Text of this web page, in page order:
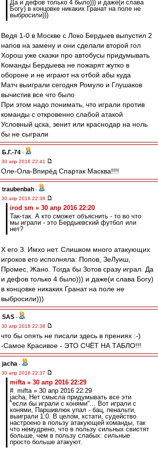
Да и дефов только 4 было))) и даже(и слава
Богу) в концовке никаких Гранат на поле не
выбросили)))
Ведя 1-0 в Москве с Локо Бердыев выпустил 2
напов на замену и они сделали второй гол
Хорош уже сказки про автобусы придумывать
Команды Бердыева не пожарят жутко в
обороне и не играют на отбой абы куда
Матч выиграли сегодня Ромуло и Глушаков
вычистив все что было
При этом надо понимать, что играли против
команды с откровенно слабой атакой
Условный цска, зенит или краснодар на ноль
бы не сыграли
Б.Г.-74 -
30 апр 2016 22:41
Оле-Ола-Впирёд Спартак Масква!!!!
traubenbah -
30 апр 2016 22:38
irod sm » 30 апр 2016 22:20
Так-так. А кто сможет объяснить - то во что
мы играли - это Бердыевский футбол или
нет?
Х его З. Имхо нет. Слишком много атакующих
игроков его исполняла: Попов, ЗеЛуиш,
Промес, Жано. Тогда бы Зотов сразу играл. Да
и дефов только 4 было))) и даже(и слава Богу)
в концовке никаких Гранат на поле не
выбросили)))
SAS -
30 апр 2016 22:38
что бы опять не писали здесь в прениях :-)
-Самое Красивое - ЭТО СЧЁТ НА ТАБЛО!!!
jacha -
30 апр 2016 22:37
mifta » 30 апр 2016 22:29
# mifta » 30 апр 2016 22:29
jacha, Нет смысла придумывать все эти
"если бы играли с конями"... Вот играли с
конями, Паршивлюк упал - бац, пенальти,
выиграли 1:0. В целом, кстати, судейство
настроено в пользу атакующей команды, так
что немудрено, что в пользу сильных свистят
больше, чем в пользу слабых: сильные
просто больше атакуют.